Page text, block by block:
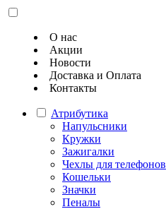
О нас
Акции
Новости
Доставка и Оплата
Контакты
Атрибутика
Напульсники
Кружки
Зажигалки
Чехлы для телефонов
Кошельки
Значки
Пеналы